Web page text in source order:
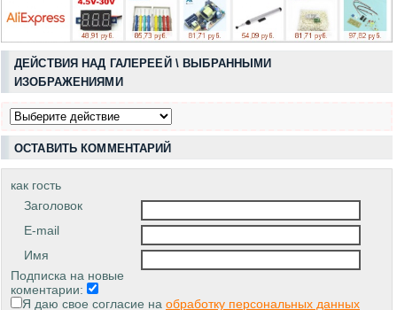
ДЕЙСТВИЯ НАД ГАЛЕРЕЕЙ \ ВЫБРАННЫМИ
ИЗОБРАЖЕНИЯМИ
ОСТАВИТЬ КОММЕНТАРИЙ
как гость
Заголовок
E-mail
Имя
Подписка на новые
коментарии:
Я даю свое согласие на обработку персональных данных